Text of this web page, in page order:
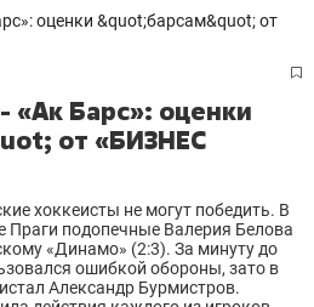
«Ак Барс»: оценки
от «БИЗНЕС
хоккеисты не могут победить. В
Праги подопечные Валерия Белова
«Динамо» (2:3). За минуту до
ошибкой обороны, зато в
Александр Бурмистров.